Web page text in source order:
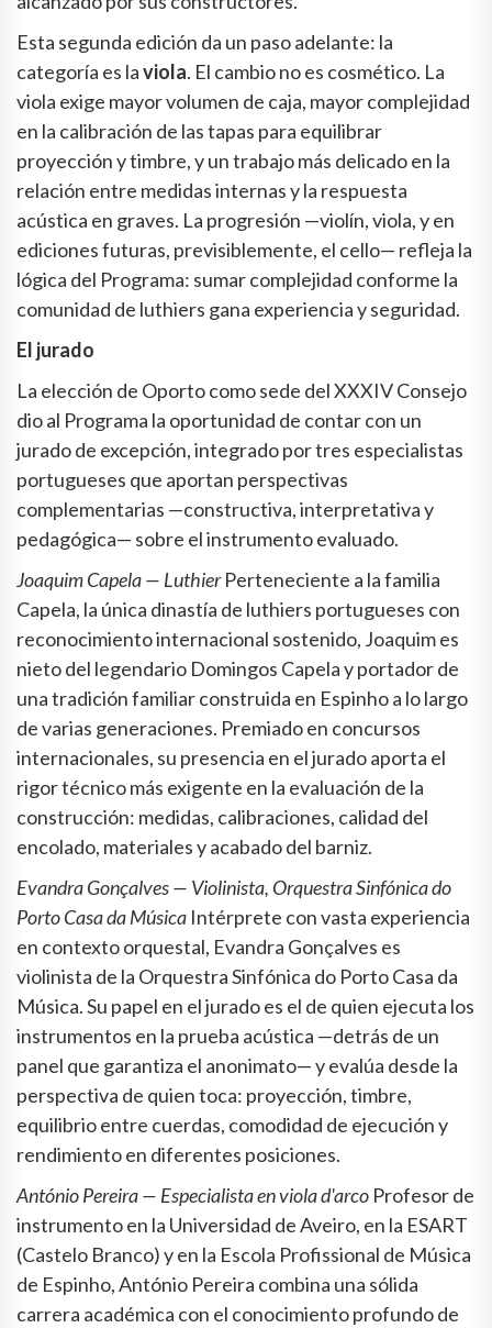
Esta segunda edición da un paso adelante: la
categoría es laviola. El cambio no es cosmético. La
viola exige mayor volumen de caja, mayor complejidad
en la calibración de las tapas para equilibrar
proyección y timbre, y un trabajo más delicado en la
relación entre medidas internas y la respuesta
acústica en graves. La progresión —violín, viola, y en
ediciones futuras, previsiblemente, el cello— refleja la
lógica del Programa: sumar complejidad conforme la
comunidad de luthiers gana experiencia y seguridad.
El jurado
La elección de Oporto como sede del XXXIV Consejo
dio al Programa la oportunidad de contar con un
jurado de excepción, integrado por tres especialistas
portugueses que aportan perspectivas
complementarias —constructiva, interpretativa y
pedagógica— sobre el instrumento evaluado.
Joaquim Capela — LuthierPerteneciente a la familia
Capela, la única dinastía de luthiers portugueses con
reconocimiento internacional sostenido, Joaquim es
nieto del legendario Domingos Capela y portador de
una tradición familiar construida en Espinho a lo largo
de varias generaciones. Premiado en concursos
internacionales, su presencia en el jurado aporta el
rigor técnico más exigente en la evaluación de la
construcción: medidas, calibraciones, calidad del
encolado, materiales y acabado del barniz.
Evandra Gonçalves — Violinista, Orquestra Sinfónica do
Porto Casa da Música Intérprete con vasta experiencia
en contexto orquestal, Evandra Gonçalves es
violinista de la Orquestra Sinfónica do Porto Casa da
Música. Su papel en el jurado es el de quien ejecuta los
instrumentos en la prueba acústica —detrás de un
panel que garantiza el anonimato— y evalúa desde la
perspectiva de quien toca: proyección, timbre,
equilibrio entre cuerdas, comodidad de ejecución y
rendimiento en diferentes posiciones.
António Pereira — Especialista en viola d'arco Profesor de
instrumento en la Universidad de Aveiro, en la ESART
(Castelo Branco) y en la Escola Profissional de Música
de Espinho, António Pereira combina una sólida
carrera académica con el conocimiento profundo de